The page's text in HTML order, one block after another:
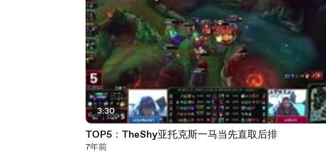
3:30
TOP5：TheShy亚托克斯一马当先直取后排
7年前